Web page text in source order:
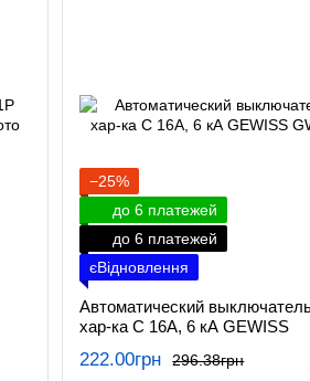
−25%
до 6 платежей
до 6 платежей
єВідновлення
Автоматический
хар-ка C 16А, 6 кА GEWISS
296.38грн
222.00грн